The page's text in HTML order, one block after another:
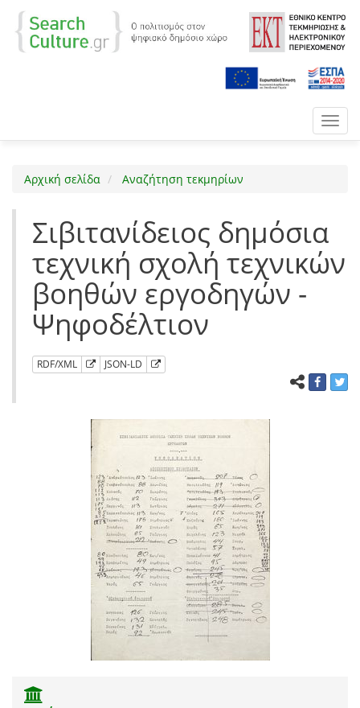
Αρχική σελίδα Αναζήτηση τεκμηρίων
Σιβιτανίδειος δημόσια
τεχνική σχολή τεχνικών
βοηθών εργοδηγών -
Ψηφοδέλτιον
RDF/XML JSON-LD